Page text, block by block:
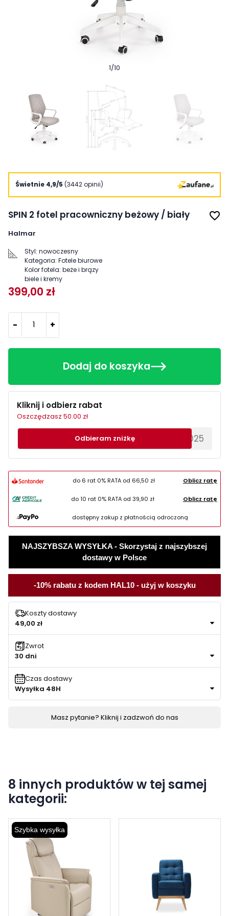
1/10
Świetnie 4,9/5 (3442 opinii)
SPIN 2 fotel pracowniczny beżowy / biały favorite_border
Halmar
Styl: nowoczesny
Kategoria: Fotele biurowe
Kolor fotela: beże i brązy
biele i kremy
399,00 zł
- +
Dodaj do koszyka
Kliknij i odbierz rabat
Oszczędzasz 50.00 zł
********EWS2025
Odbieram zniżkę
do 6 rat 0% RATA od 66,50 zł Oblicz ratę
do 10 rat 0% RATA od 39,90 zł Oblicz ratę
dostępny zakup z płatnością odroczoną
NAJSZYBSZA WYSYŁKA - Skorzystaj z najszybszej
dostawy w Polsce
-10% rabatu z kodem HAL10 - użyj w koszyku
Koszty dostawy
49,00 zł
Zwrot
30 dni
Czas dostawy
Wysyłka 48H
Masz pytanie? Kliknij i zadzwoń do nas
8 innych produktów w tej samej
kategorii:
Szybka wysyłka